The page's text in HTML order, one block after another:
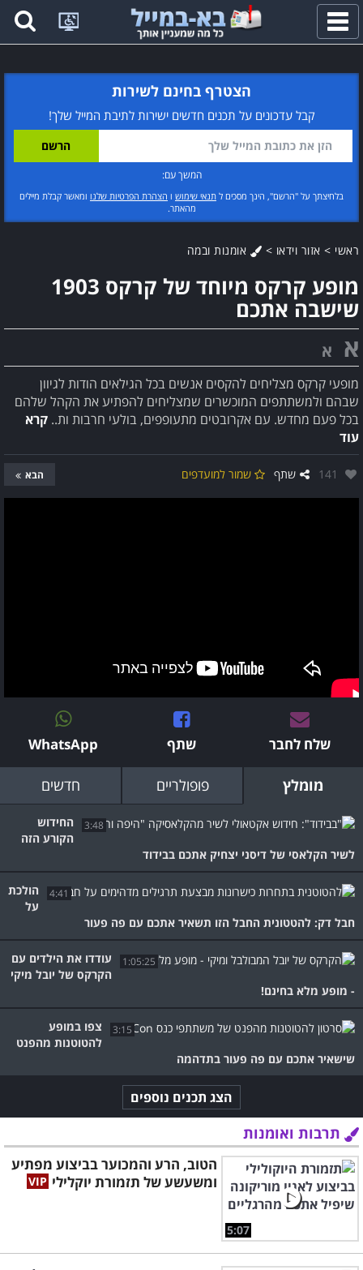
פתח
תפריט
הצטרף בחינם לשירות
קבל עדכונים על תכנים חדשים ישירות לתיבת המייל שלך!
המשך עם:
בלחיצתך על "הרשם", הינך מסכים ל תנאי שימוש ו הצהרת הפרטיות שלנו ומאשר קבלת מיילים
מהאתר.
ראשי > אזור וידאו > אומנות ובמה
מופע קרקס מיוחד של קרקס 1903
שישבה אתכם
א א
מופעי קרקס מצליחים להקסים אנשים בכל הגילאים הודות לגיוון
שבהם ולמשתתפים המוכשרים שמצליחים להפתיע את הקהל שלהם
בכל פעם מחדש. עם אקרובטים מתעופפים, בולעי חרבות ות.. קרא
עוד
אהבו:
141 שתף שמור למועדפים הבא
שלח לחבר שתף WhatsApp
מומלץ פופולריים חדשים
3:48
החידוש
הקורע הזה
לשיר הקלאסי של דיסני יצחיק אתכם בבידוד
4:41
הולכת
על
חבל דק: להטטונית החבל הזו תשאיר אתכם עם פה פעור
1:05:25
עודדו את הילדים עם
הקרקס של יובל מיקי
- מופע מלא בחינם!
3:15
צפו במופע
להטוטנות מהפנט
שישאיר אתכם עם פה פעור בתדהמה
הצג תכנים נוספים
תרבות ואומנות
5:07
הטוב, הרע והמכוער בביצוע מפתיע
ומשעשע של תזמורת יוקלילי